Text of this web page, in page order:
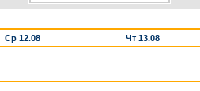
Ср 12.08 Чт 13.08